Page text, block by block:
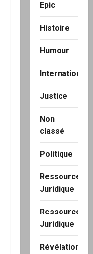
Epic
Histoire
Humour
International
Justice
Non
classé
Politique
Ressource
Juridique
Ressource
Juridique
Révélation